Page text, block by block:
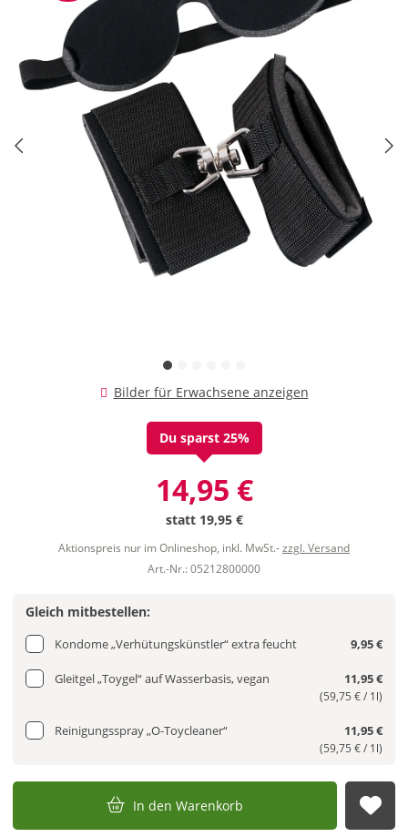
Bilder für Erwachsene anzeigen
Du sparst 25%
14,95 €
statt 19,95 €
Aktionspreis nur im Onlineshop, inkl. MwSt.-zzgl. Versand
Art.-Nr.: 05212800000
Gleich mitbestellen:
Kondome „Verhütungskünstler“ extra feucht 9,95 €
Gleitgel „Toygel“ auf Wasserbasis, vegan 11,95 €
(59,75 € / 1l)
Reinigungsspray „O-Toycleaner“ 11,95 €
(59,75 € / 1l)
In den Warenkorb